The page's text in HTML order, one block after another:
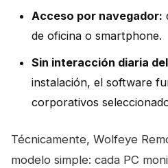
Acceso por navegador:
de oficina o smartphone.
Sin interacción diaria
instalación, el software
corporativos
Técnicamente, Wolfeye
modelo simple: cada PC